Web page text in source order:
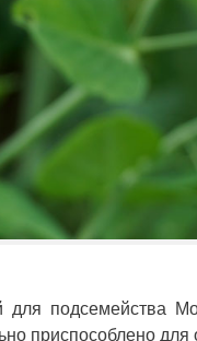
для подсемейства
приспособлено